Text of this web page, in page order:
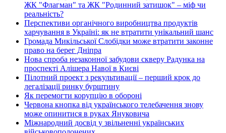
ЖК "Флагман" та ЖК "Родинний затишок" – міф чи
реальність?
Перспективи органічного виробництва продуктів
харчування в Україні: як не втратити унікальний шанс
Громада Микільської Слобідки може втратити законне
право на берег Дніпра
Нова спроба незаконної забудови скверу Радунка на
проспекті Алішера Навої в Києві
Пілотний проект з рекультивації – перший крок до
легалізації ринку бурштину
Як перемогти корупцію в обороні
Червона кнопка від українського телебачення знову
може опинитися в руках Януковича
Міжнародний досвід у звільненні українських